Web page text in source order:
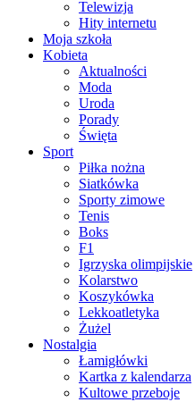
Telewizja
Hity internetu
Moja szkoła
Kobieta
Aktualności
Moda
Uroda
Porady
Święta
Sport
Piłka nożna
Siatkówka
Sporty zimowe
Tenis
Boks
F1
Igrzyska olimpijskie
Kolarstwo
Koszykówka
Lekkoatletyka
Żużel
Nostalgia
Łamigłówki
Kartka z kalendarza
Kultowe przeboje